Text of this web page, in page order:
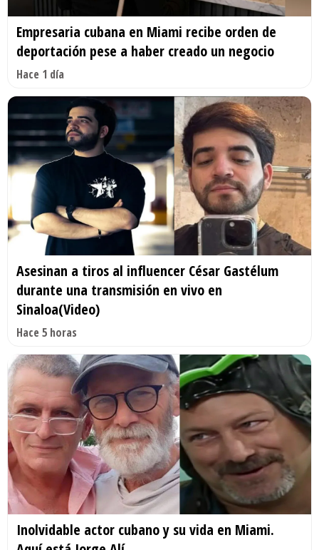
Empresaria cubana en Miami recibe orden de
deportación pese a haber creado un negocio
Hace 1 día
Asesinan a tiros al influencer César Gastélum
durante una transmisión en vivo en
Sinaloa(Video)
Hace 5 horas
Inolvidable actor cubano y su vida en Miami.